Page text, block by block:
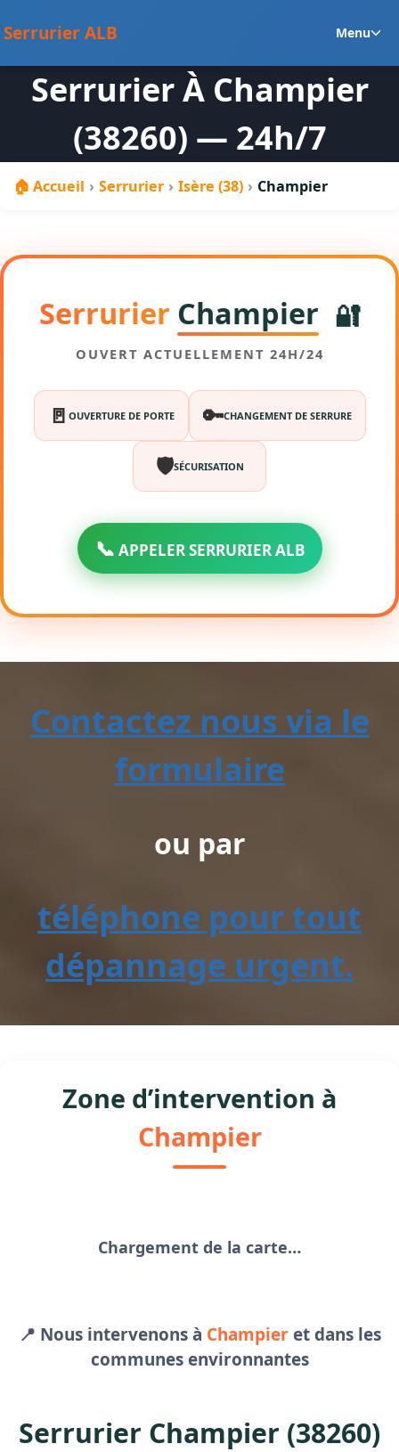
contenu
Serrurier ALB Menu
Serrurier À Champier
(38260) — 24h/7
🏠 Accueil › Serrurier › Isère (38) › Champier
Serrurier Champier 🔐
OUVERT ACTUELLEMENT 24H/24
🚪 OUVERTURE DE PORTE 🔑CHANGEMENT DE SERRURE
🛡️SÉCURISATION
📞 APPELER SERRURIER ALB
Contactez nous via le
formulaire
ou par
téléphone pour tout
dépannage urgent.
Zone d’intervention à
Champier
Chargement de la carte…
📍 Nous intervenons à Champieret dans les
communes environnantes
Serrurier Champier (38260)